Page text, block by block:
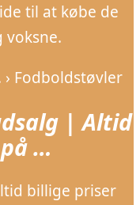
til at købe de
Fodboldstøvler
| Altid
…
billige priser